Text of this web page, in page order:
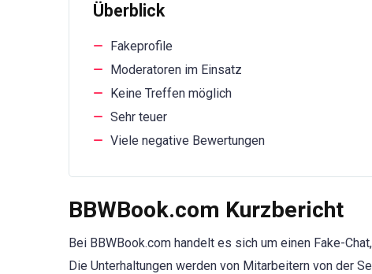
Überblick
Fakeprofile
Moderatoren im Einsatz
Keine Treffen möglich
Sehr teuer
Viele negative Bewertungen
BBWBook.com Kurzbericht
Bei BBWBook.com handelt es sich um einen Fake-
Die Unterhaltungen werden von Mitarbeitern von der